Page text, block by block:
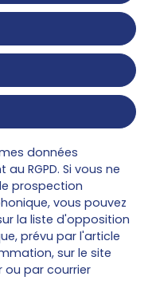
données
RGPD. Si vous ne
prospection
vous pouvez
la liste d'opposition
prévu par l'article
sur le site
ou par courrier